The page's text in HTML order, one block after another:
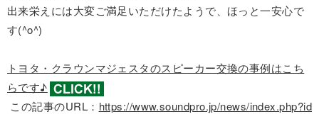
出来栄えには大変ご満足いただけたようで、ほっと一安心で
す(^o^)
トヨタ・クラウンマジェスタのスピーカー交換の事例はこち
らです♪
この記事のURL： https://www.soundpro.jp/news/index.php?id